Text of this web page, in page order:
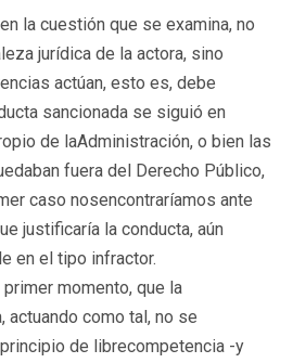
la cuestión que se examina, no
jurídica de la actora, sino
actúan, esto es, debe
sancionada se siguió en
de laAdministración, o bien las
fuera del Derecho Público,
caso nosencontraríamos ante
justificaría la conducta, aún
en el tipo infractor.
momento, que la
actuando como tal, no se
de librecompetencia -y